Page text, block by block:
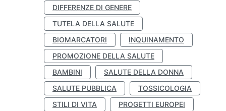
DIFFERENZE DI GENERE
TUTELA DELLA SALUTE
BIOMARCATORI
INQUINAMENTO
PROMOZIONE DELLA SALUTE
BAMBINI
SALUTE DELLA DONNA
SALUTE PUBBLICA
TOSSICOLOGIA
STILI DI VITA
PROGETTI EUROPEI